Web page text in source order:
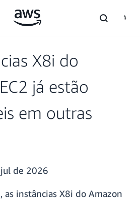
X8i do
já estão
em outras
de 2026
instâncias X8i do Amazon